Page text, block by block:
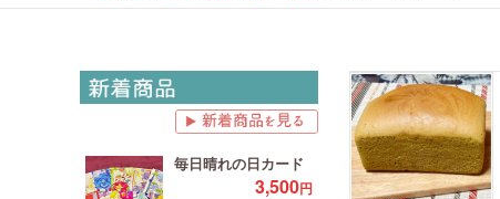
毎日晴れの日カード
3,500円